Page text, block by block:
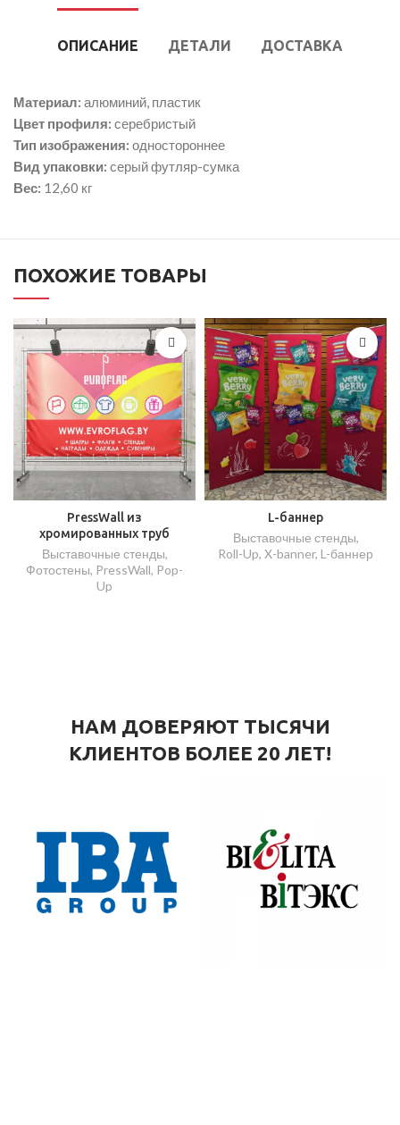
ОПИСАНИЕ ДЕТАЛИ ДОСТАВКА
Материал: алюминий, пластик
Цвет профиля: серебристый
Тип изображения: одностороннее
Вид упаковки: серый футляр-сумка
Вес: 12,60 кг
ПОХОЖИЕ ТОВАРЫ
PressWall из
хромированных труб
Выставочные стенды,
Фотостены, PressWall, Pop-
Up
L-баннер
Выставочные стенды,
Roll-Up, X-banner, L-баннер
НАМ ДОВЕРЯЮТ ТЫСЯЧИ
КЛИЕНТОВ БОЛЕЕ 20 ЛЕТ!